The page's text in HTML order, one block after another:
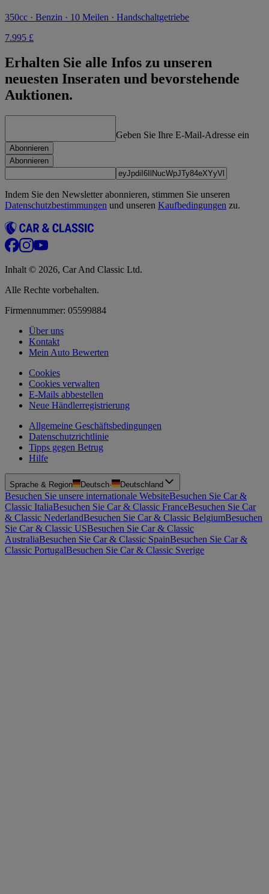
350cc · Benzin · 10 Meilen · Handschaltgetriebe
7.995 £
Erhalten Sie alle Infos zu unseren
neuesten Inseraten und bevorstehende
Auktionen.
Geben Sie Ihre E-Mail-Adresse ein
Abonnieren
Abonnieren
Indem Sie den Newsletter abonnieren, stimmen Sie unseren
Datenschutzbestimmungen und unseren Kaufbedingungen zu.
Inhalt © 2026, Car And Classic Ltd.
Alle Rechte vorbehalten.
Firmennummer: 05599884
Über uns
Kontakt
Mein Auto Bewerten
Cookies
Cookies verwalten
E-Mails abbestellen
Neue Händlerregistrierung
Allgemeine Geschäftsbedingungen
Datenschutzrichtlinie
Tipps gegen Betrug
Hilfe
Sprache & Region Deutsch· Deutschland
Besuchen Sie unsere internationale WebsiteBesuchen Sie Car &
Classic ItaliaBesuchen Sie Car & Classic FranceBesuchen Sie Car
& Classic NederlandBesuchen Sie Car & Classic BelgiumBesuchen
Sie Car & Classic USBesuchen Sie Car & Classic
AustraliaBesuchen Sie Car & Classic SpainBesuchen Sie Car &
Classic PortugalBesuchen Sie Car & Classic Sverige